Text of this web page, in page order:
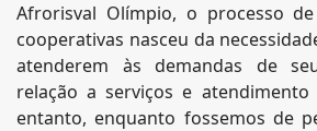
Afrorisval Olímpio, o processo
cooperativas nasceu da
atenderem às demandas de
relação a serviços e
entanto, enquanto fossemos de